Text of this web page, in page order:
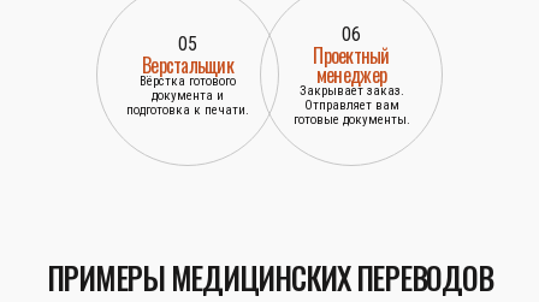
05
Верстальщик
Вёрстка готового
документа и
подготовка к печати.
06
Проектный
менеджер
Закрывает заказ.
Отправляет вам
готовые документы.
ПРИМЕРЫ МЕДИЦИНСКИХ ПЕРЕВОДОВ